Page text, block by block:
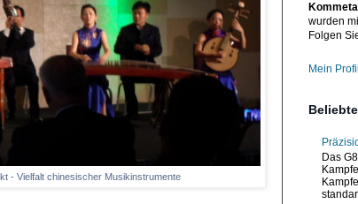
- Vielfalt chinesischer Musikinstrumente
wurden
Folgen
Mein
Das